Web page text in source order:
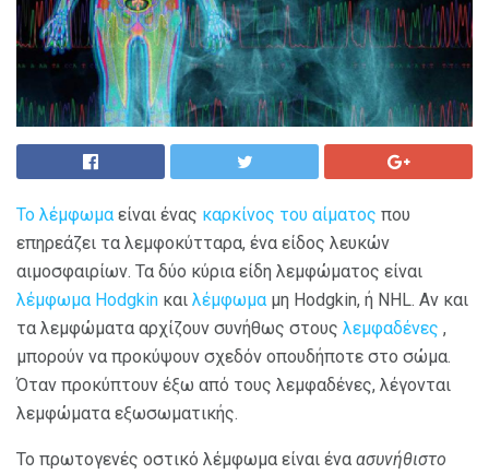
Το λέμφωμα είναι ένας καρκίνος του αίματος που
επηρεάζει τα λεμφοκύτταρα, ένα είδος λευκών
αιμοσφαιρίων. Τα δύο κύρια είδη λεμφώματος είναι
λέμφωμα Hodgkin και λέμφωμα μη Hodgkin, ή NHL. Αν και
τα λεμφώματα αρχίζουν συνήθως στους λεμφαδένες ,
μπορούν να προκύψουν σχεδόν οπουδήποτε στο σώμα.
Όταν προκύπτουν έξω από τους λεμφαδένες, λέγονται
λεμφώματα εξωσωματικής.
Το πρωτογενές οστικό λέμφωμα είναι ένα ασυνήθιστο